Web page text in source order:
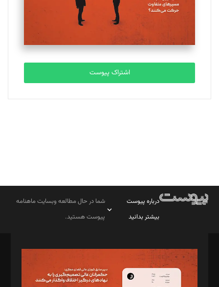
تحریریه
مصطفی مسجدی آرانی
تحریریه
بابک نقاش
تحریریه
اشتراک پیوست
درباره پیوست
بیشتر بدانید
شما در حال مطالعه وبسایت ماهنامه
پیوست هستید.
مدیر مسئول: محمدباقر اثنی‌عشری
سردبیر: مهرک محمودی
دبیر تحریریه: میثم قاسمی